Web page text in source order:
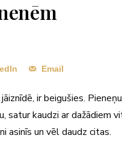
Email
ir beigušies.
satur kaudzi ar dažādiem
asinīs un vēl daudz citas.